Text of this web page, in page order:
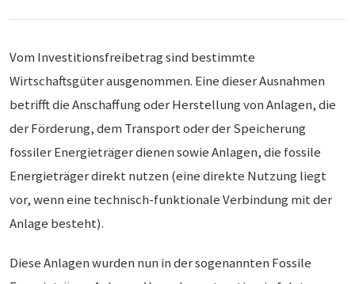
Vom Investitionsfreibetrag sind bestimmte
Wirtschaftsgüter ausgenommen. Eine dieser Ausnahmen
betrifft die Anschaffung oder Herstellung von Anlagen, die
der Förderung, dem Transport oder der Speicherung
fossiler Energieträger dienen sowie Anlagen, die fossile
Energieträger direkt nutzen (eine direkte Nutzung liegt
vor, wenn eine technisch-funktionale Verbindung mit der
Anlage besteht).
Diese Anlagen wurden nun in der sogenannten Fossile